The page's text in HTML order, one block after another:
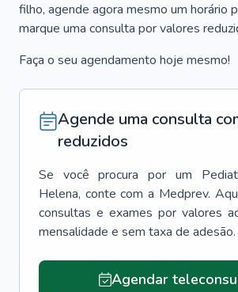
filho, agende agora mesmo um horário
marque uma consulta por valores
Faça o seu agendamento hoje mesmo!
Agende uma consulta
reduzidos
Se você procura por um
Helena, conte com a Medprev.
consultas e exames por valores
mensalidade e sem taxa de adesão.
Agendar